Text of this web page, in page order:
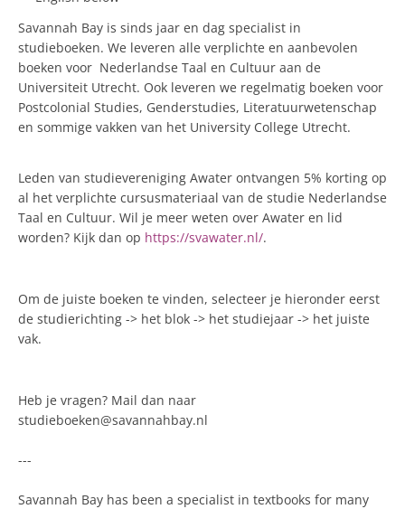
Savannah Bay is sinds jaar en dag specialist in
studieboeken. We leveren alle verplichte en aanbevolen
boeken voor Nederlandse Taal en Cultuur aan de
Universiteit Utrecht. Ook leveren we regelmatig boeken voor
Postcolonial Studies, Genderstudies, Literatuurwetenschap
en sommige vakken van het University College Utrecht.
Leden van studievereniging Awater ontvangen 5% korting op
al het verplichte cursusmateriaal van de studie Nederlandse
Taal en Cultuur. Wil je meer weten over Awater en lid
worden? Kijk dan op https://svawater.nl/.
Om de juiste boeken te vinden, selecteer je hieronder eerst
de studierichting -> het blok -> het studiejaar -> het juiste
vak.
Heb je vragen? Mail dan naar
studieboeken@savannahbay.nl
---
Savannah Bay has been a specialist in textbooks for many